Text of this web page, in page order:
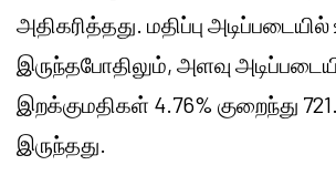
அதிகரித்தது. மதிப்பு அடிப்படையில்
இருந்தபோதிலும், அளவு
இறக்குமதிகள் 4.76% குறைந்து
இருந்தது.